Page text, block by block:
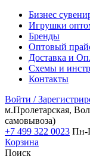
Бизнес
Игрушки
Бренды
Оптовый
Доставка и
Схемы и
Контакты
Войти /
м.Пролетарская,
самовывоза)
+7 499 322 0023 Пн-
Корзина
Поиск